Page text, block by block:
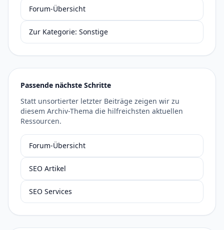
Forum-Übersicht
Zur Kategorie: Sonstige
Passende nächste Schritte
Statt unsortierter letzter Beiträge zeigen wir zu
diesem Archiv-Thema die hilfreichsten aktuellen
Ressourcen.
Forum-Übersicht
SEO Artikel
SEO Services